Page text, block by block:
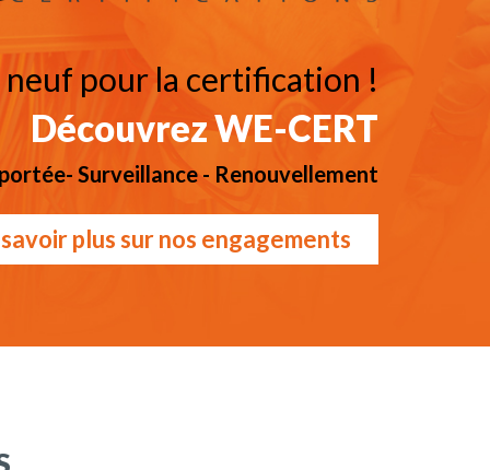
pour la certification !
Découvrez WE-CERT
Surveillance - Renouvellement
plus sur nos engagements